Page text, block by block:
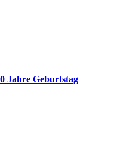
Jahre Geburtstag